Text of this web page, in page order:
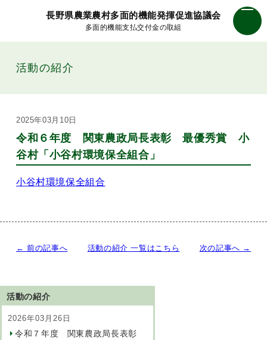
長野県農業農村多面的機能発揮促進協議会
多面的機能支払交付金の取組
活動の紹介
2025年03月10日
令和６年度 関東農政局長表彰 最優秀賞 小
谷村「小谷村環境保全組合」
小谷村環境保全組合
← 前の記事へ 次の記事へ →
活動の紹介 一覧はこちら
活動の紹介
2026年03月26日
令和７年度 関東農政局長表彰